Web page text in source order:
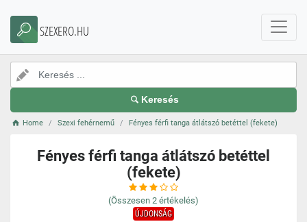
SZEXERO.HU
Keresés
Home Szexi fehérnemű Fényes férfi tanga átlátszó betéttel (fekete)
Fényes férfi tanga átlátszó betéttel
(fekete)
(Összesen 2 értékelés)
ÚJDONSÁG